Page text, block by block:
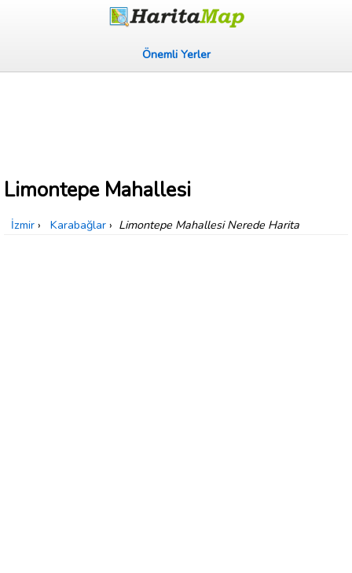
Önemli Yerler
Limontepe Mahallesi
İzmir › Karabağlar › Limontepe Mahallesi Nerede Harita